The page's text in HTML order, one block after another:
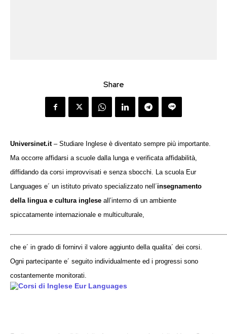
Share
Universinet.it– Studiare Inglese è diventato sempre più importante.
Ma occorre affidarsi a scuole dalla lunga e verificata affidabilità,
diffidando da corsi improvvisati e senza sbocchi. La scuola Eur
Languages e´ un istituto privato specializzato nell´insegnamento
della lingua e cultura inglese all’interno di un ambiente
spiccatamente internazionale e multiculturale,
che e´ in grado di fornirvi il valore aggiunto della qualita´ dei corsi.
Ogni partecipante e´ seguito individualmente ed i progressi sono
costantemente monitorati.